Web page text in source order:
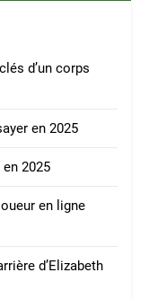
d’un corps
en 2025
2025
en ligne
d’Elizabeth